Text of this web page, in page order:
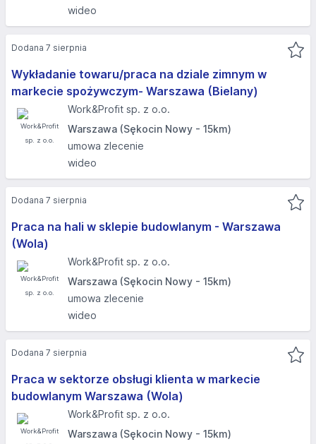
wideo
Wykładanie towaru/praca na dziale zimnym w
markecie spożywczym- Warszawa (Bielany)
Work&Profit sp. z o.o.
Warszawa (Sękocin Nowy - 15km)
umowa zlecenie
wideo
Dodana 7 sierpnia
Praca na hali w sklepie budowlanym - Warszawa
(Wola)
Work&Profit sp. z o.o.
Warszawa (Sękocin Nowy - 15km)
umowa zlecenie
wideo
Dodana 7 sierpnia
Praca w sektorze obsługi klienta w markecie
budowlanym Warszawa (Wola)
Work&Profit sp. z o.o.
Warszawa (Sękocin Nowy - 15km)
Dodana 7 sierpnia